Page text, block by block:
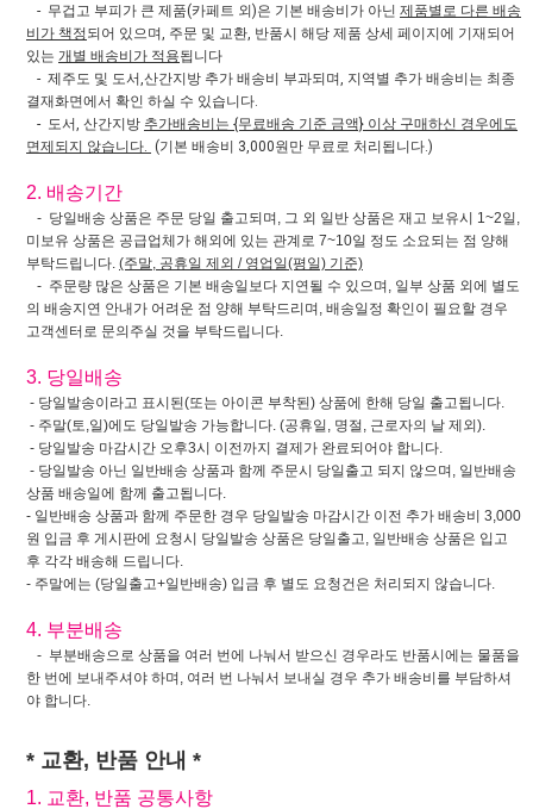
- 무겁고 부피가 큰 제품(카페트 외)은 기본 배송비가 아닌 제품별로 다른 배송
비가 책정되어 있으며, 주문 및 교환, 반품시 해당 제품 상세 페이지에 기재되어
있는 개별 배송비가 적용됩니다
- 제주도 및 도서,산간지방 추가 배송비 부과되며, 지역별 추가 배송비는 최종
결재화면에서 확인 하실 수 있습니다.
- 도서, 산간지방 추가배송비는 {무료배송 기준 금액} 이상 구매하신 경우에도
면제되지 않습니다.
(기본 배송비 3,000원만 무료로 처리됩니다.)
2. 배송기간
- 당일배송 상품은 주문 당일 출고되며, 그 외 일반 상품은 재고 보유시 1~2일,
미보유 상품은 공급업체가 해외에 있는 관계로 7~10일 정도 소요되는 점 양해
부탁드립니다. (주말, 공휴일 제외 / 영업일(평일) 기준)
- 주문량 많은 상품은 기본 배송일보다 지연될 수 있으며, 일부 상품 외에 별도
의 배송지연 안내가 어려운 점 양해 부탁드리며, 배송일정 확인이 필요할 경우
고객센터로 문의주실 것을 부탁드립니다.
3. 당일배송
- 당일발송이라고 표시된(또는 아이콘 부착된) 상품에 한해 당일 출고됩니다.
- 주말(토,일)에도 당일발송 가능합니다. (공휴일, 명절, 근로자의 날 제외).
- 당일발송 마감시간 오후3시 이전까지 결제가 완료되어야 합니다.
- 당일발송 아닌 일반배송 상품과 함께 주문시 당일출고 되지 않으며, 일반배송
상품 배송일에 함께 출고됩니다.
- 일반배송 상품과 함께 주문한 경우 당일발송 마감시간 이전 추가 배송비 3,000
원 입금 후 게시판에 요청시 당일발송 상품은 당일출고, 일반배송 상품은 입고
후 각각 배송해 드립니다.
- 주말에는 (당일출고+일반배송) 입금 후 별도 요청건은 처리되지 않습니다.
4. 부분배송
- 부분배송으로 상품을 여러 번에 나눠서 받으신 경우라도 반품시에는 물품을
한 번에 보내주셔야 하며, 여러 번 나눠서 보내실 경우 추가 배송비를 부담하셔
야 합니다.
* 교환, 반품 안내 *
1. 교환, 반품 공통사항